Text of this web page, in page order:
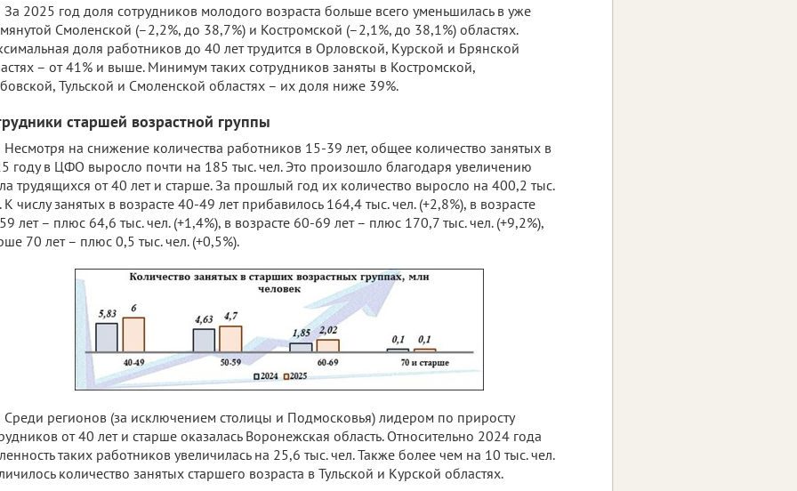
За 2025 год доля сотрудников молодого возраста больше всего уменьшилась в уже
Смоленской (–2,2%, до 38,7%) и Костромской (–2,1%, до 38,1%) областях.
доля работников до 40 лет трудится в Орловской, Курской и Брянской
– от 41% и выше. Минимум таких сотрудников заняты в Костромской,
Тульской и Смоленской областях – их доля ниже 39%.
старшей возрастной группы
Несмотря на снижение количества работников 15-39 лет, общее количество занятых в
году в ЦФО выросло почти на 185 тыс. чел. Это произошло благодаря увеличению
трудящихся от 40 лет и старше. За прошлый год их количество выросло на 400,2 тыс.
К числу занятых в возрасте 40-49 лет прибавилось 164,4 тыс. чел. (+2,8%), в возрасте
лет – плюс 64,6 тыс. чел. (+1,4%), в возрасте 60-69 лет – плюс 170,7 тыс. чел. (+9,2%),
70 лет – плюс 0,5 тыс. чел. (+0,5%).
Среди регионов (за исключением столицы и Подмосковья) лидером по приросту
от 40 лет и старше оказалась Воронежская область. Относительно 2024 года
таких работников увеличилась на 25,6 тыс. чел. Также более чем на 10 тыс. чел.
количество занятых старшего возраста в Тульской и Курской областях.